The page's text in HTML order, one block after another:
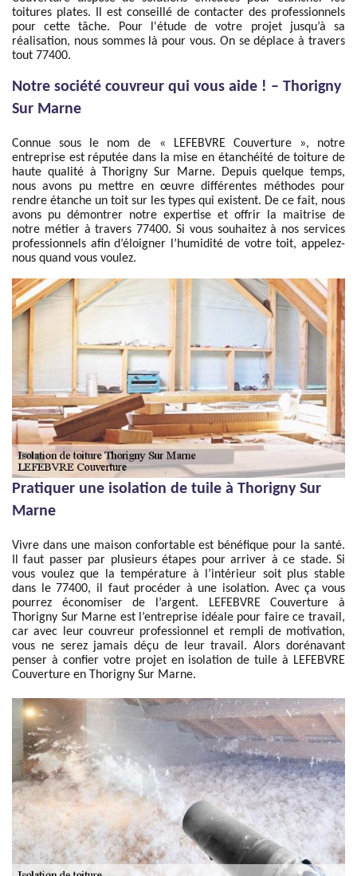
toitures plates. Il est conseillé de contacter des professionnels
pour cette tâche. Pour l'étude de votre projet jusqu’à sa
réalisation, nous sommes là pour vous. On se déplace à travers
tout 77400.
Notre société couvreur qui vous aide ! – Thorigny
Sur Marne
Connue sous le nom de « LEFEBVRE Couverture », notre
entreprise est réputée dans la mise en étanchéité de toiture de
haute qualité à Thorigny Sur Marne. Depuis quelque temps,
nous avons pu mettre en œuvre différentes méthodes pour
rendre étanche un toit sur les types qui existent. De ce fait, nous
avons pu démontrer notre expertise et offrir la maitrise de
notre métier à travers 77400. Si vous souhaitez à nos services
professionnels afin d’éloigner l’humidité de votre toit, appelez-
nous quand vous voulez.
Pratiquer une isolation de tuile à Thorigny Sur
Marne
Vivre dans une maison confortable est bénéfique pour la santé.
Il faut passer par plusieurs étapes pour arriver à ce stade. Si
vous voulez que la température à l’intérieur soit plus stable
dans le 77400, il faut procéder à une isolation. Avec ça vous
pourrez économiser de l’argent. LEFEBVRE Couverture à
Thorigny Sur Marne est l’entreprise idéale pour faire ce travail,
car avec leur couvreur professionnel et rempli de motivation,
vous ne serez jamais déçu de leur travail. Alors dorénavant
penser à confier votre projet en isolation de tuile à LEFEBVRE
Couverture en Thorigny Sur Marne.